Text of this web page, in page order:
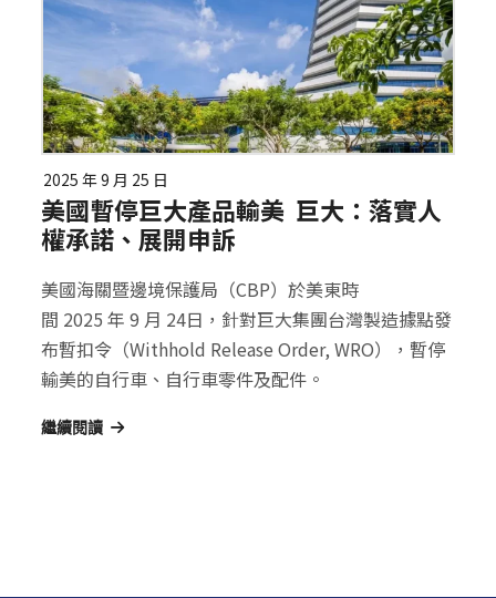
2025 年 9 月 25 日
美國暫停巨大產品輸美 巨大：落實人
權承諾、展開申訴
美國海關暨邊境保護局（CBP）於美東時
間 2025 年 9 月 24日，針對巨大集團台灣製造據點發
布暫扣令（Withhold Release Order, WRO），暫停
輸美的自行車、自行車零件及配件。
繼續閱讀